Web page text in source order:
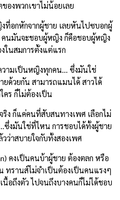
องพวกเขาไม่น้อยเลย
ที่อกหักจากผู้ชาย เลยหันไปซบอกผู้
นมันจะชอบผู้หญิง ก็คือชอบผู้หญิง
ในสมการตั้งแต่แรก
ความเป็นหญิงทุกคน… ซึ่งมันใช่
ด้วยกัน สามารถแมนได้ สาวได้
คร ก็ไม่ต้องเป็น
ริง ก็แค่คนที่สับสนทางเพศ เลือกไม่
งมันใช่ที่ไหน การชอบได้ทั้งผู้ชาย
ว่าสบายใจกับทั้งสองเพศ
คงเป็นคนบ้าผู้ชาย ต้องตลก หรือ
รานส์ไม่จำเป็นต้องเป็นคนแรงๆ
อถึงตัว ไปจนถึงบางคนก็ไม่ได้ชอบ